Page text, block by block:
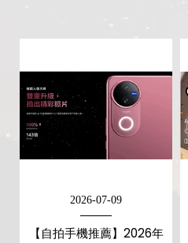
2026-07-09
【自拍手機推薦】2026年